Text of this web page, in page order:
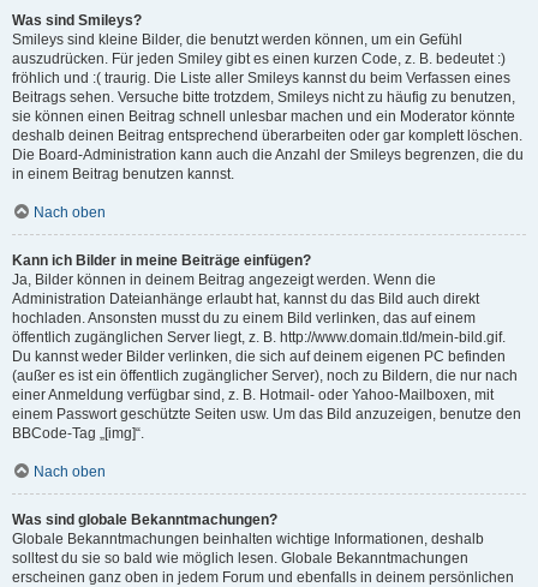
Was sind Smileys?
Smileys sind kleine Bilder, die benutzt werden können, um ein Gefühl
auszudrücken. Für jeden Smiley gibt es einen kurzen Code, z. B. bedeutet :)
fröhlich und :( traurig. Die Liste aller Smileys kannst du beim Verfassen eines
Beitrags sehen. Versuche bitte trotzdem, Smileys nicht zu häufig zu benutzen,
sie können einen Beitrag schnell unlesbar machen und ein Moderator könnte
deshalb deinen Beitrag entsprechend überarbeiten oder gar komplett löschen.
Die Board-Administration kann auch die Anzahl der Smileys begrenzen, die du
in einem Beitrag benutzen kannst.
Nach oben
Kann ich Bilder in meine Beiträge einfügen?
Ja, Bilder können in deinem Beitrag angezeigt werden. Wenn die
Administration Dateianhänge erlaubt hat, kannst du das Bild auch direkt
hochladen. Ansonsten musst du zu einem Bild verlinken, das auf einem
öffentlich zugänglichen Server liegt, z. B. http://www.domain.tld/mein-bild.gif.
Du kannst weder Bilder verlinken, die sich auf deinem eigenen PC befinden
(außer es ist ein öffentlich zugänglicher Server), noch zu Bildern, die nur nach
einer Anmeldung verfügbar sind, z. B. Hotmail- oder Yahoo-Mailboxen, mit
einem Passwort geschützte Seiten usw. Um das Bild anzuzeigen, benutze den
BBCode-Tag „[img]“.
Nach oben
Was sind globale Bekanntmachungen?
Globale Bekanntmachungen beinhalten wichtige Informationen, deshalb
solltest du sie so bald wie möglich lesen. Globale Bekanntmachungen
erscheinen ganz oben in jedem Forum und ebenfalls in deinem persönlichen